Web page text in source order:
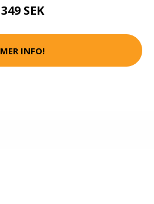
349 SEK
MER INFO!